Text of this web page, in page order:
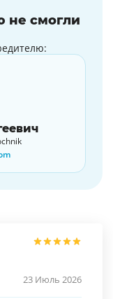
не смогли
23 Июль 2026